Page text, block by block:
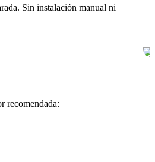
Sin instalación manual ni
recomendada: